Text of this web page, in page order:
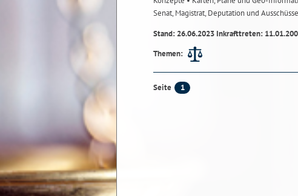
Senat, Magistrat, Deputation und Ausschüsse
Stand: 26.06.2023 Inkrafttreten:
Themen:
Seite 1